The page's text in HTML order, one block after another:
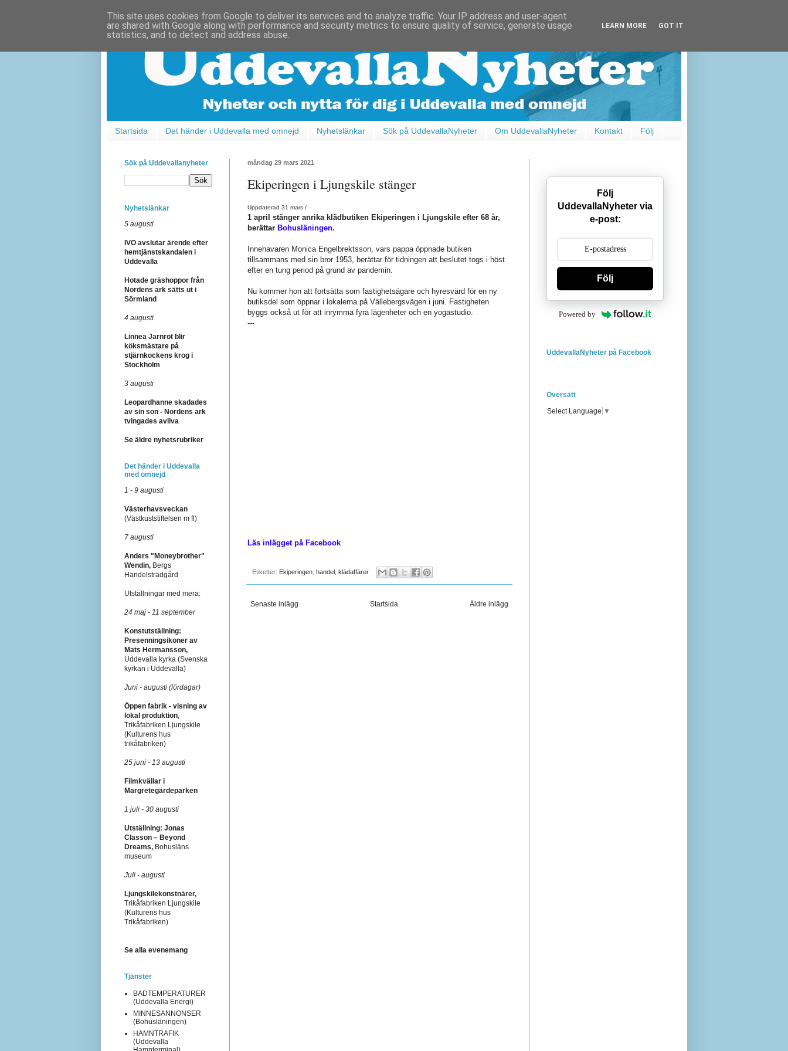
Startsida Det händer i Uddevalla med omnejd Nyhetslänkar Sök på UddevallaNyheter Om UddevallaNyheter Kontakt Följ
måndag 29 mars 2021
Ekiperingen i Ljungskile stänger
Uppdaterad 31 mars /
1 april stänger anrika klädbutiken Ekiperingen i Ljungskile efter 68 år,
berättar Bohusläningen.
Innehavaren Monica Engelbrektsson, vars pappa öppnade butiken
tillsammans med sin bror 1953, berättar för tidningen att beslutet togs i höst
efter en tung period på grund av pandemin.
Nu kommer hon att fortsätta som fastighetsägare och hyresvärd för en ny
butiksdel som öppnar i lokalerna på Vällebergsvägen i juni. Fastigheten
byggs också ut för att inrymma fyra lägenheter och en yogastudio.
---
Läs inlägget på Facebook
Etiketter: Ekiperingen handel klädaffärer
Senaste inlägg Äldre inlägg
Startsida
Sök på Uddevallanyheter
Nyhetslänkar
5 augusti
IVO avslutar ärende efter
hemtjänstskandalen i
Uddevalla
Hotade gräshoppor från
Nordens ark sätts ut i
Sörmland
4 augusti
Linnea Jarnrot blir
köksmästare på
stjärnkockens krog i
Stockholm
3 augusti
Leopardhanne skadades
av sin son - Nordens ark
tvingades avliva
Se äldre nyhetsrubriker
Det händer i Uddevalla
med omnejd
1 - 9 augusti
Västerhavsveckan
(Västkuststiftelsen m fl)
7 augusti
Anders "Moneybrother"
Wendin, Bergs
Handelsträdgård
Utställningar med mera:
24 maj - 11 september
Konstutställning:
Presenningsikoner av
Mats Hermansson,
Uddevalla kyrka (Svenska
kyrkan i Uddevalla)
Juni - augusti (lördagar)
Öppen fabrik - visning av
lokal produktion
Trikåfabriken Ljungskile
(Kulturens hus
trikåfabriken)
25 juni - 13 augusti
Filmkvällar i
Margretegärdeparken
1 juli - 30 augusti
Utställning: Jonas
Classon – Beyond
Dreams, Bohusläns
museum
Juli - augusti
Ljungskilekonstnärer,
Trikåfabriken Ljungskile
(Kulturens hus
Trikåfabriken)
Se alla evenemang
Tjänster
BADTEMPERATURER
(Uddevalla Energi)
MINNESANNONSER
(Bohusläningen)
HAMNTRAFIK
(Uddevalla
Följ
UddevallaNyheter via
e-post:
Följ
Powered by
UddevallaNyheter på Facebook
Översätt
Select Language ▼
This site uses cookies from Google to deliver its services and to analyze traffic. Your IP address and user-agent
are shared with Google along with performance and security metrics to ensure quality of service, generate usage
statistics, and to detect and address abuse.
LEARN MORE GOT IT